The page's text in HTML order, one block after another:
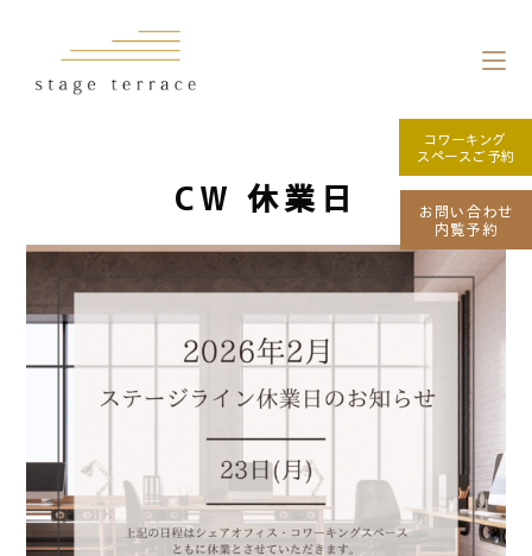
CW 休業日
コワーキング
スペースご予約
お問い合わせ
内覧予約